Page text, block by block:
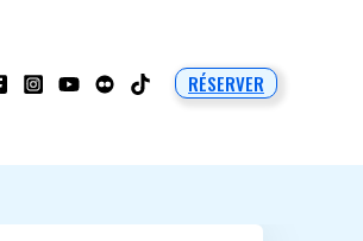
RÉSERVER